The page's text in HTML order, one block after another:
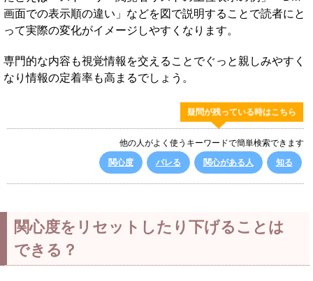
画面での表示順の違い」などを図で説明することで読者にと
って実際の変化がイメージしやすくなります。
専門的な内容も視覚情報を交えることでぐっと親しみやすく
なり情報の定着率も高まるでしょう。
疑問が残っている時はこちら
他の人がよく使うキーワードで簡単検索できます
関心度
バレる 関心がある人 知る
関心度をリセットしたり下げることは
できる？